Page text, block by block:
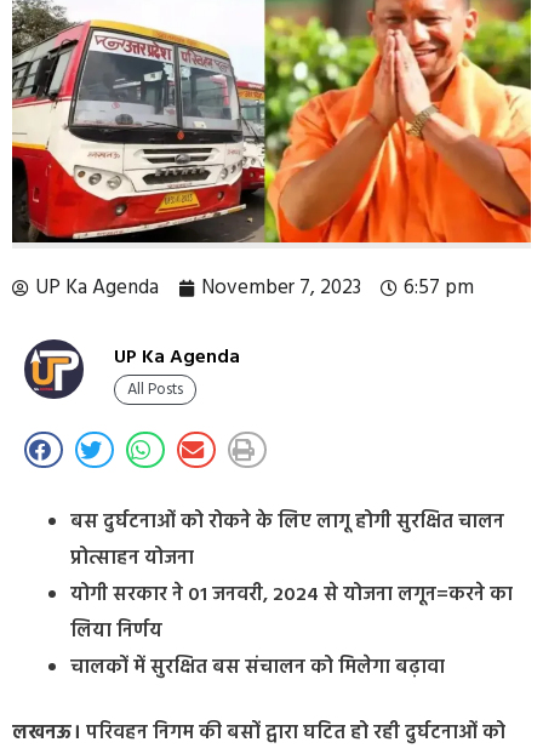
UP Ka Agenda November 7, 2023 6:57 pm
UP Ka Agenda
All Posts
बस दुर्घटनाओं को रोकने के लिए लागू होगी सुरक्षित चालन
प्रोत्साहन योजना
योगी सरकार ने 01 जनवरी, 2024 से योजना लगून=करने का
लिया निर्णय
चालकों में सुरक्षित बस संचालन को मिलेगा बढ़ावा
लखनऊ। परिवहन निगम की बसों द्वारा घटित हो रही दुर्घटनाओं को